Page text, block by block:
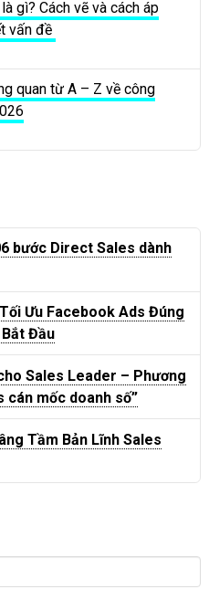
gì? Cách vẽ và cách áp
vấn đề
quan từ A – Z về công
bước Direct Sales dành
Ưu Facebook Ads Đúng
Đầu
Sales Leader – Phương
cán mốc doanh số”
Tầm Bản Lĩnh Sales